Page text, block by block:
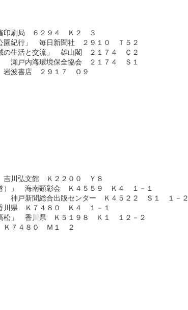
刷局　６２９４　Ｋ２　３
紀行」　毎日新聞社　２９１０　Ｔ５２
生活と交流」　雄山閣　２１７４　Ｃ２
瀬戸内海環境保全協会　２１７４　Ｓ１
波書店　２９１７　Ｏ９
川弘文館　Ｋ２２００　Ｙ８
」　海南顕彰会　Ｋ４５５９　Ｋ４　１－１
神戸新聞総合出版センター　Ｋ４５２２　Ｓ１　１－２
県　Ｋ７４８０　Ｋ４　１－１
」　香川県　Ｋ５１９８　Ｋ１　１２－２
Ｋ７４８０　Ｍ１　２